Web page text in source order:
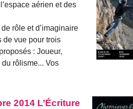
aérien et des
rôle et d’imaginaire
de vue pour trois
: Joueur,
rôlisme... Vos
2014 L’Écriture